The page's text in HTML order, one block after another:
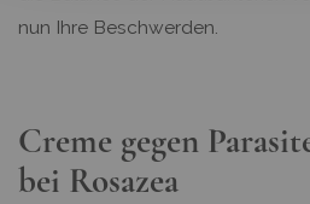
nun Ihre Beschwerden.
Creme gegen
bei Rosazea